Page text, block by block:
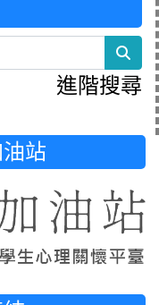
進階搜尋
站